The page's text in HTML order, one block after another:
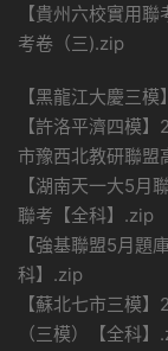
【貴州六校實用
考卷（三).zip
【黑龍江大慶三
【許洛平濟四模
市豫西北教研聯
【湖南天一大5月
聯考【全科】.zip
【強基聯盟5月題
科】.zip
【蘇北七市三模
（三模）【全科】